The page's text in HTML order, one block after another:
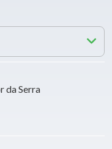
da Serra